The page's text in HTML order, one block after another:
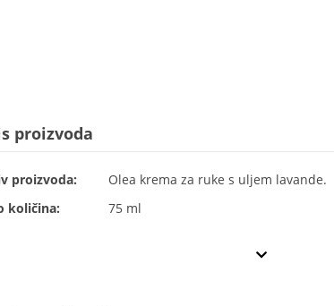
proizvoda
proizvoda:
Olea krema za ruke s uljem lavande.
količina:
75 ml